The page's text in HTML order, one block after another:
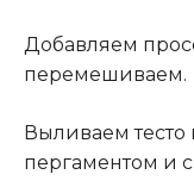
Добавляем
перемешиваем.
Выливаем тесто
пергаментом и